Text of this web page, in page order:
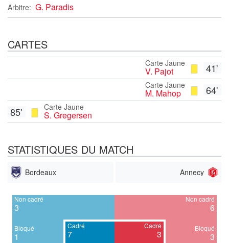
Arbitre: G. Paradis
CARTES
41'
Carte Jaune
V. Pajot
64'
Carte Jaune
M. Mahop
Carte Jaune
S. Gregersen
85'
STATISTIQUES DU MATCH
Bordeaux Annecy
Non cadré
3
Bloqué
1
Cadré
7
Cadré
3
Non cadré
6
Bloqué
3